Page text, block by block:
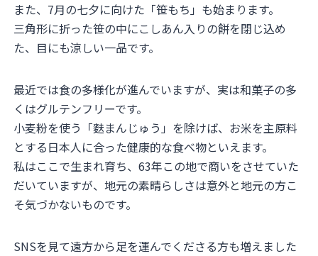
また、7月の七夕に向けた「笹もち」も始まります。
三角形に折った笹の中にこしあん入りの餅を閉じ込め
た、目にも涼しい一品です。
最近では食の多様化が進んでいますが、実は和菓子の多
くはグルテンフリーです。
小麦粉を使う「麩まんじゅう」を除けば、お米を主原料
とする日本人に合った健康的な食べ物といえます。
私はここで生まれ育ち、63年この地で商いをさせていた
だいていますが、地元の素晴らしさは意外と地元の方こ
そ気づかないものです。
SNSを見て遠方から足を運んでくださる方も増えました